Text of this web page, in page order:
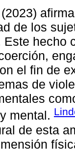
de los
Este hecho
el fin de
de
mental.
de esta